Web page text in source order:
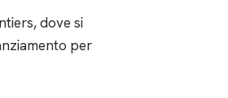
dove si
per